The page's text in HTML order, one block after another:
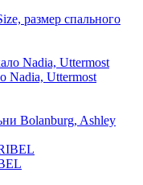
размер спального
Nadia, Uttermost
Bolanburg, Ashley